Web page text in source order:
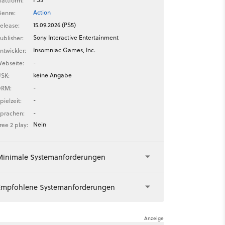
Action
15.09.2026 (PS5)
Sony Interactive Entertainment
Insomniac Games, Inc.
-
keine Angabe
-
-
-
2 play:
Nein
Systemanforderungen
Systemanforderungen